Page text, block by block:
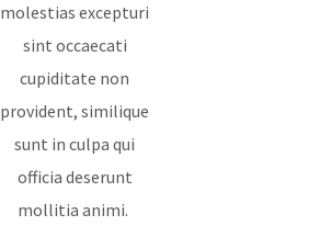
molestias excepturi
sint occaecati
cupiditate non
provident, similique
sunt in culpa qui
officia deserunt
mollitia animi.